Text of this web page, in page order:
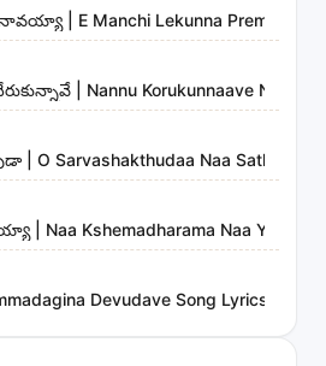
| E Manchi Lekunna
| Nannu Korukunnaave Nannu
| O Sarvashakthudaa Naa
Kshemadharama Naa Yesayya
Devudave Song Lyrics